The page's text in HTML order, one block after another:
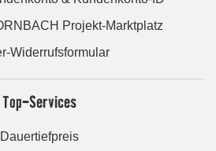
Projekt-Marktplatz
Widerrufsformular
Top-Services
Dauertiefpreis